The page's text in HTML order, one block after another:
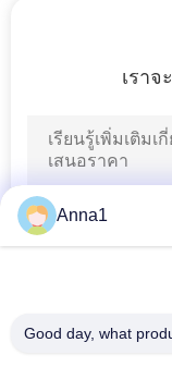
เรา
Anna1
Good day, what